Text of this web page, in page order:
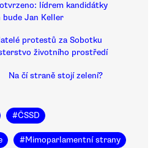
lídrem kandidátky
bude Jan Keller
protestů za Sobotku
životního prostředí
Na čí straně stojí zelení?
#ČSSD
#Mimoparlamentní strany